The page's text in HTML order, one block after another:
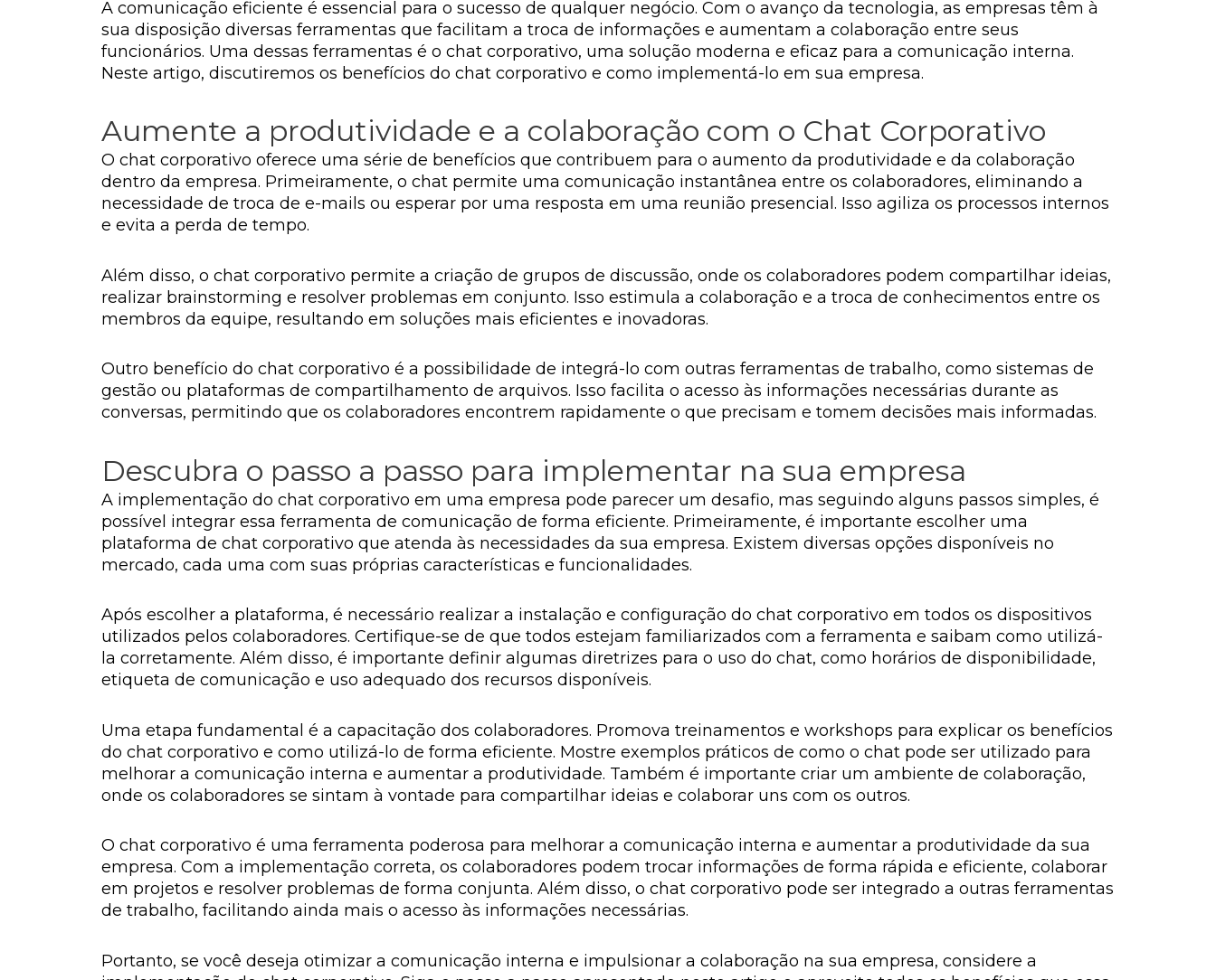
A comunicação eficiente é essencial para o sucesso de qualquer negócio. Com o avanço da tecnologia, as empresas têm à
sua disposição diversas ferramentas que facilitam a troca de informações e aumentam a colaboração entre seus
funcionários. Uma dessas ferramentas é o chat corporativo, uma solução moderna e eficaz para a comunicação interna.
Neste artigo, discutiremos os benefícios do chat corporativo e como implementá-lo em sua empresa.
Aumente a produtividade e a colaboração com o Chat Corporativo
O chat corporativo oferece uma série de benefícios que contribuem para o aumento da produtividade e da colaboração
dentro da empresa. Primeiramente, o chat permite uma comunicação instantânea entre os colaboradores, eliminando a
necessidade de troca de e-mails ou esperar por uma resposta em uma reunião presencial. Isso agiliza os processos internos
e evita a perda de tempo.
Além disso, o chat corporativo permite a criação de grupos de discussão, onde os colaboradores podem compartilhar ideias,
realizar brainstorming e resolver problemas em conjunto. Isso estimula a colaboração e a troca de conhecimentos entre os
membros da equipe, resultando em soluções mais eficientes e inovadoras.
Outro benefício do chat corporativo é a possibilidade de integrá-lo com outras ferramentas de trabalho, como sistemas de
gestão ou plataformas de compartilhamento de arquivos. Isso facilita o acesso às informações necessárias durante as
conversas, permitindo que os colaboradores encontrem rapidamente o que precisam e tomem decisões mais informadas.
Descubra o passo a passo para implementar na sua empresa
A implementação do chat corporativo em uma empresa pode parecer um desafio, mas seguindo alguns passos simples, é
possível integrar essa ferramenta de comunicação de forma eficiente. Primeiramente, é importante escolher uma
plataforma de chat corporativo que atenda às necessidades da sua empresa. Existem diversas opções disponíveis no
mercado, cada uma com suas próprias características e funcionalidades.
Após escolher a plataforma, é necessário realizar a instalação e configuração do chat corporativo em todos os dispositivos
utilizados pelos colaboradores. Certifique-se de que todos estejam familiarizados com a ferramenta e saibam como utilizá-
la corretamente. Além disso, é importante definir algumas diretrizes para o uso do chat, como horários de disponibilidade,
etiqueta de comunicação e uso adequado dos recursos disponíveis.
Uma etapa fundamental é a capacitação dos colaboradores. Promova treinamentos e workshops para explicar os benefícios
do chat corporativo e como utilizá-lo de forma eficiente. Mostre exemplos práticos de como o chat pode ser utilizado para
melhorar a comunicação interna e aumentar a produtividade. Também é importante criar um ambiente de colaboração,
onde os colaboradores se sintam à vontade para compartilhar ideias e colaborar uns com os outros.
O chat corporativo é uma ferramenta poderosa para melhorar a comunicação interna e aumentar a produtividade da sua
empresa. Com a implementação correta, os colaboradores podem trocar informações de forma rápida e eficiente, colaborar
em projetos e resolver problemas de forma conjunta. Além disso, o chat corporativo pode ser integrado a outras ferramentas
de trabalho, facilitando ainda mais o acesso às informações necessárias.
Portanto, se você deseja otimizar a comunicação interna e impulsionar a colaboração na sua empresa, considere a